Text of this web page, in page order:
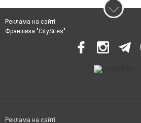
Реклама на сайті
Франшиза "CitySites"
Реклама на сайті: